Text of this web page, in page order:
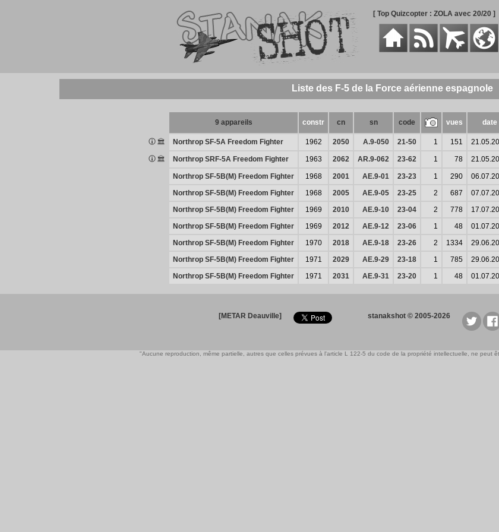
[ Top Quizcopter : ZOLA avec 20/20 ]
Liste des F-5 de la Force aérienne espagnole
9 appareils constr cn sn code vues date
Northrop SF-5A Freedom Fighter 1962 2050 A.9-050 21-50 1 151
Northrop SRF-5A Freedom Fighter 1963 2062 AR.9-062 23-62 1 78
Northrop SF-5B(M) Freedom Fighter 1968 2001 AE.9-01 23-23 1 290
Northrop SF-5B(M) Freedom Fighter
1968 2005 AE.9-05 23-25 2 687
Northrop SF-5B(M) Freedom Fighter
1969 2010 AE.9-10 23-04 2 778
Northrop SF-5B(M) Freedom Fighter
1969 2012 AE.9-12 23-06 1 48
Northrop SF-5B(M) Freedom Fighter
1970 2018 AE.9-18 23-26 2 1334
Northrop SF-5B(M) Freedom Fighter
1971 2029 AE.9-29 23-18 1 785
Northrop SF-5B(M) Freedom Fighter
1971 2031 AE.9-31 23-20 1 48
[METAR Deauville] stanakshot © 2005-2026
"Aucune reproduction, même partielle, autres que celles prévues à l'article L 122-5 du code de la propriété intellectuelle, ne peut